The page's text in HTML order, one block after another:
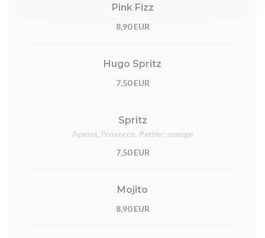
Pink Fizz
8,90 EUR
Hugo Spritz
7,50 EUR
Spritz
Aperol, Prosecco, Perrier, orange
7,50 EUR
Mojito
8,90 EUR